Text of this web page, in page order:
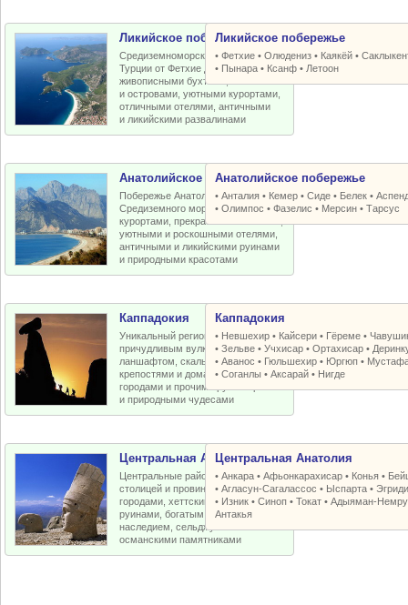
Ликийское побережье
Средиземноморское побережье
Турции от Фетхие до Кемера с
живописными бухтами, пляжами
и островами, уютными курортами,
отличными отелями, античными
и ликийскими развалинами
Ликийское побережье
•Фетхие •Олюдениз • Каякёй •
• Пынара • Ксанф • Летоон
Анатолийское побережье
Побережье Анатолийской бухты
Средиземного моря с отличными
курортами, прекрасными пляжами,
уютными и роскошными отелями,
античными и ликийскими руинами
и природными красотами
Анатолийское побережье
•Анталия • Кемер •Сиде • Белек •
•Олимпос •Фазелис • Мерсин •Тарсус
Каппадокия
Уникальный регион Турции с
причудливым вулканическим
ланшафтом, скальными церквями,
крепостями и домами, пещерными
городами и прочими рукотворными
и природными чудесами
Каппадокия
• Невшехир • Кайсери • Гёреме •
•Зельве •Учхисар •Ортахисар •
•Аванос • Гюльшехир • Юргюп •
•Соганлы •Аксарай • Нигде
Центральная Анатолия
Центральные районы Турции со
столицей и провинциальными
городами, хеттскими и античными
руинами, богатым византийским
наследием, сельджукскими и
османскими памятниками
Центральная Анатолия
•Анкара •Афьонкарахисар • Конья •
•Агласун-Сагалассос • Ыспарта •
• Изник •Синоп •Токат •Адыяман-
Антакья